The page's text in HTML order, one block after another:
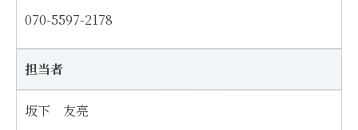
070-5597-2178
担当者
坂下 友亮